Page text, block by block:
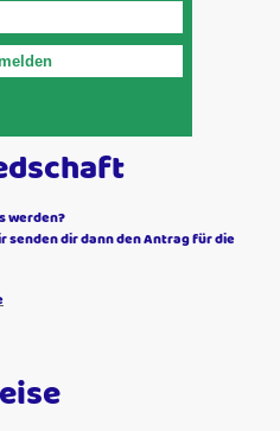
werden?
senden dir dann den Antrag für die